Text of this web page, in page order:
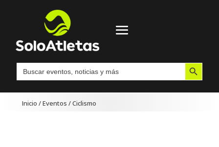
Buscar: Botón de búsqueda
Inicio /Eventos /Ciclismo